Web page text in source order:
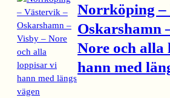
Norrköping –
Oskarshamn
Nore och alla
hann med